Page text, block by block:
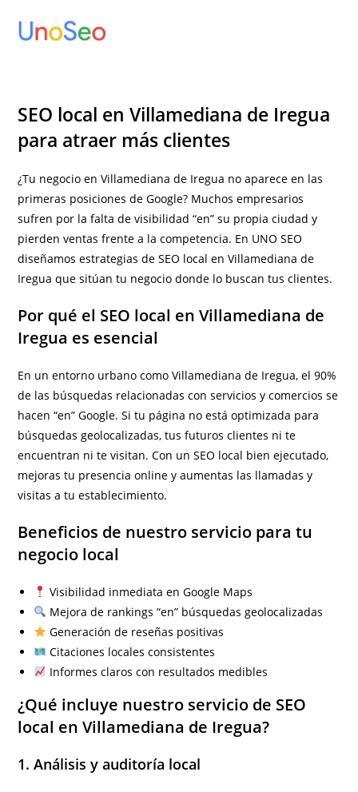
SEO local en Villamediana de Iregua
para atraer más clientes
¿Tu negocio en Villamediana de Iregua no aparece en las
primeras posiciones de Google? Muchos empresarios
sufren por la falta de visibilidad “en” su propia ciudad y
pierden ventas frente a la competencia. En UNO SEO
diseñamos estrategias de SEO local en Villamediana de
Iregua que sitúan tu negocio donde lo buscan tus clientes.
Por qué el SEO local en Villamediana de
Iregua es esencial
En un entorno urbano como Villamediana de Iregua, el 90%
de las búsquedas relacionadas con servicios y comercios se
hacen “en” Google. Si tu página no está optimizada para
búsquedas geolocalizadas, tus futuros clientes ni te
encuentran ni te visitan. Con un SEO local bien ejecutado,
mejoras tu presencia online y aumentas las llamadas y
visitas a tu establecimiento.
Beneficios de nuestro servicio para tu
negocio local
Visibilidad inmediata en Google Maps
Mejora de rankings “en” búsquedas geolocalizadas
Generación de reseñas positivas
Citaciones locales consistentes
Informes claros con resultados medibles
¿Qué incluye nuestro servicio de SEO
local en Villamediana de Iregua?
1. Análisis y auditoría local